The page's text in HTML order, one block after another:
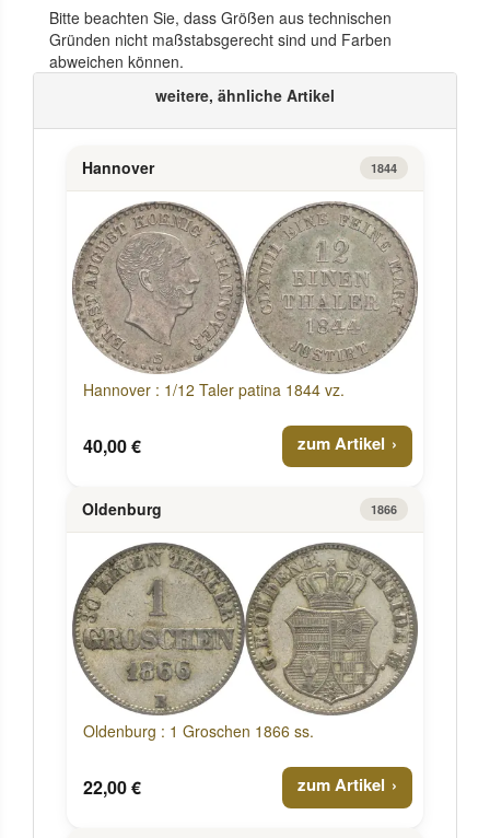
Bitte beachten Sie, dass Größen aus technischen
Gründen nicht maßstabsgerecht sind und Farben
abweichen können.
weitere, ähnliche Artikel
Hannover 1844
Hannover : 1/12 Taler patina 1844 vz.
40,00 € zum Artikel
Oldenburg 1866
Oldenburg : 1 Groschen 1866 ss.
22,00 € zum Artikel